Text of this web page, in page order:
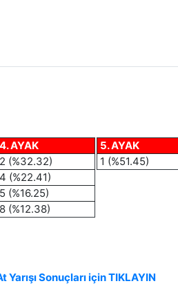
4. AYAK
2 (%32.32)
4 (%22.41)
5 (%16.25)
8 (%12.38)
5. AYAK
1 (%51.45)
Yarışı Sonuçları için TIKLAYIN